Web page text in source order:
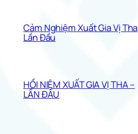
Cảm Nghiệm Xuất Gia Vị Tha
Lần Đầu
HỒI NIỆM XUẤT GIA VỊ THA –
LẦN ĐẦU